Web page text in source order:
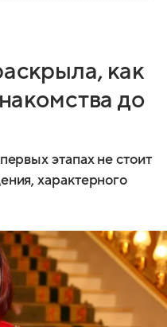
как
до
этапах не стоит
характерного